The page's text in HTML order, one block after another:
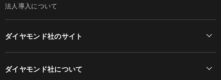
法人導入について
ダイヤモンド社のサイト
ダイヤモンド社について